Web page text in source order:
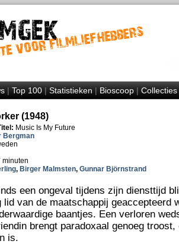
|Top 100|Statistieken|Bioscoop|Collecties
(1948)
Music Is My Future
Bergman
minuten
, Birger Malmsten, Gunnar Björnstrand
een ongeval tijdens zijn diensttijd
lid van de maatschappij geaccepteerd
baantjes. Een verloren
brengt paradoxaal genoeg
is.